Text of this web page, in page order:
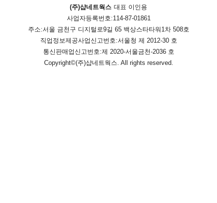
(주)샵네트웍스 대표 이인용
사업자등록번호:114-87-01861
주소:서울 금천구 디지털로9길 65 백상스타타워1차 508호
직업정보제공사업신고번호:서울청 제 2012-30 호
통신판매업신고번호:제 2020-서울금천-2036 호
Copyright©(주)샵네트웍스 . All rights reserved.